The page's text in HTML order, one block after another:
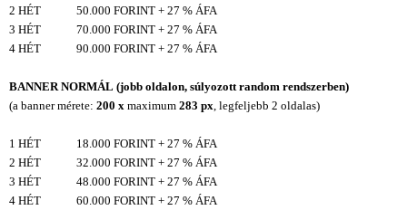
2 HÉT 50.000 FORINT + 27 % ÁFA
3 HÉT 70.000 FORINT + 27 % ÁFA
4 HÉT 90.000 FORINT + 27 % ÁFA
BANNER NORMÁL (jobb oldalon, súlyozott random rendszerben)
(a banner mérete: 200 x maximum 283 px, legfeljebb 2 oldalas)
1 HÉT 18.000 FORINT + 27 % ÁFA
2 HÉT 32.000 FORINT + 27 % ÁFA
3 HÉT 48.000 FORINT + 27 % ÁFA
4 HÉT 60.000 FORINT + 27 % ÁFA